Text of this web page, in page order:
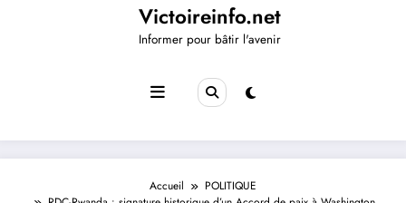
Victoireinfo.net
Informer pour bâtir l'avenir
Accueil
POLITIQUE